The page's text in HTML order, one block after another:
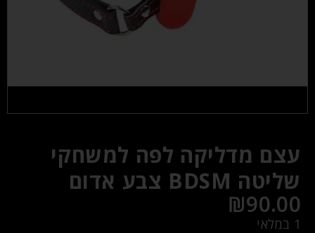
עצם מדליקה לפה למשחקי
שליטה BDSM צבע אדום
₪90.00
1 במלאי